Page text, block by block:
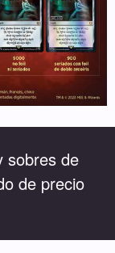
sobres de
de precio